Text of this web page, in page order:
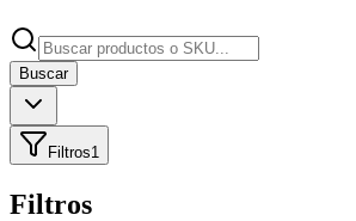
Buscar
Filtros1
Filtros